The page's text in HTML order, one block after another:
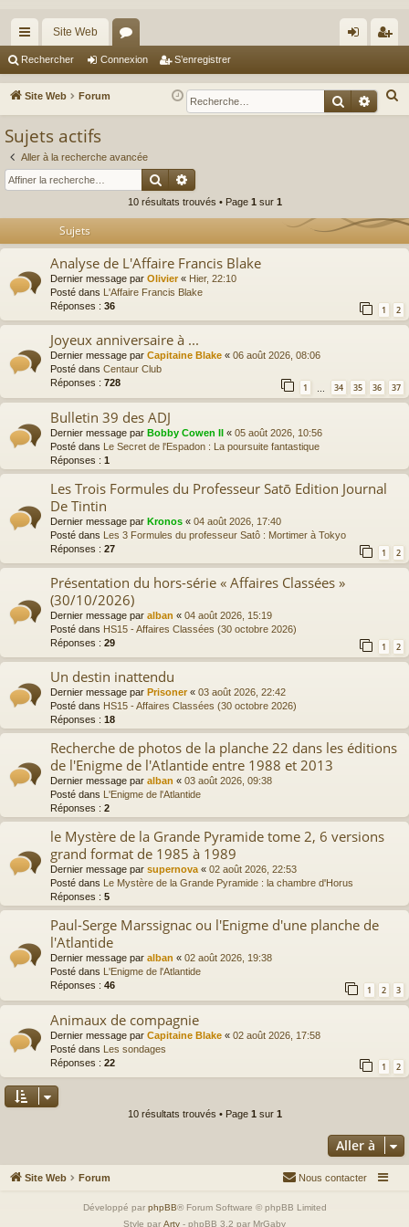
cc
ès
ra
pi
de
Site Web
or
u
m
ne
xi
nr
eg
Rechercher Connexion S’enregistrer
Site Web Forum
e
Sujets actifs
Aller à la recherche avancée
Rechercher
10 résultats trouvés • Page 1 sur 1
Sujets
Analyse de L'Affaire Francis Blake
Dernier message par Olivier« Hier, 22:10
Posté dans L'Affaire Francis Blake
Réponses : 36 1 2
Joyeux anniversaire à ...
Dernier message par Capitaine Blake « 06 août 2026, 08:06
Posté dans Centaur Club
Réponses : 728 1 34 35 36 37
Bulletin 39 des ADJ
Dernier message par Bobby Cowen II « 05 août 2026, 10:56
Posté dans Le Secret de l'Espadon : La poursuite fantastique
Réponses : 1
Les Trois Formules du Professeur Satō Edition Journal
De Tintin
Dernier message par Kronos « 04 août 2026, 17:40
Posté dans Les 3 Formules du professeur Satô : Mortimer à Tokyo
Réponses : 27 1 2
Présentation du hors-série « Affaires Classées »
(30/10/2026)
Dernier message par alban « 04 août 2026, 15:19
Posté dans HS15 - Affaires Classées (30 octobre 2026)
Réponses : 29 1 2
Un destin inattendu
Dernier message par Prisoner« 03 août 2026, 22:42
Posté dans HS15 - Affaires Classées (30 octobre 2026)
Réponses : 18
Recherche de photos de la planche 22 dans les éditions
de l'Enigme de l'Atlantide entre 1988 et 2013
Dernier message par alban « 03 août 2026, 09:38
Posté dans
L'Enigme de l'Atlantide
Réponses : 2
le Mystère de la Grande Pyramide tome 2, 6 versions
grand format de 1985 à 1989
Dernier message par supernova « 02 août 2026, 22:53
Posté dans
Le Mystère de la Grande Pyramide : la chambre d'Horus
Réponses : 5
Paul-Serge Marssignac ou l'Enigme d'une planche de
l'Atlantide
Dernier message par alban « 02 août 2026, 19:38
Posté dans
L'Enigme de l'Atlantide
Réponses : 46 1 2 3
Animaux de compagnie
Dernier message par Capitaine Blake « 02 août 2026, 17:58
Posté dans Les sondages
Réponses : 22 1 2
10 résultats trouvés • Page 1 sur 1
Aller à
Site Web Forum Nous contacter
Développé par phpBB® Forum Software © phpBB Limited
Style par Arty - phpBB 3.2 par MrGaby